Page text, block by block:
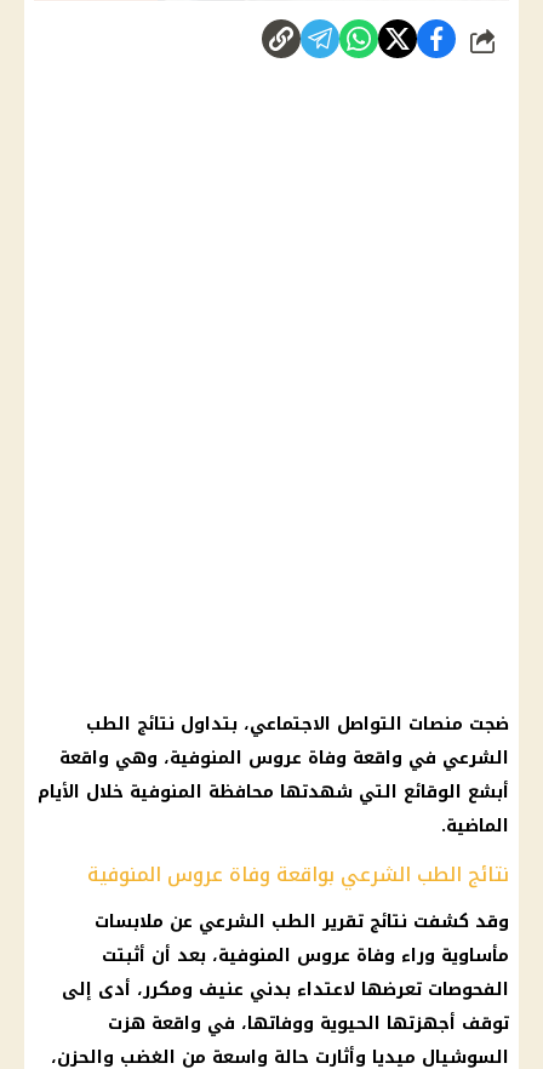
شارك
ضجت منصات التواصل الاجتماعي، بتداول نتائج الطب
الشرعي في واقعة وفاة عروس المنوفية، وهي واقعة
أبشع الوقائع التي شهدتها محافظة المنوفية خلال الأيام
الماضية.
نتائج الطب الشرعي بواقعة وفاة عروس المنوفية
وقد كشفت نتائج تقرير الطب الشرعي عن ملابسات
مأساوية وراء وفاة عروس المنوفية، بعد أن أثبتت
الفحوصات تعرضها لاعتداء بدني عنيف ومكرر، أدى إلى
توقف أجهزتها الحيوية ووفاتها، في واقعة هزت
السوشيال ميديا وأثارت حالة واسعة من الغضب والحزن،